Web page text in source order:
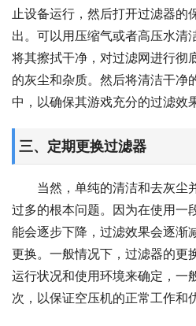
止设备运行，然后打开过滤器的
出。可以用压缩气或者高压水清
将其擦拭干净，对过滤网进行彻
的灰尘和杂质。然后将清洁干净
中，以确保其游戏充分的过滤效
三、定期更换过滤器
当然，单纯的清洁和去灰尘
过多的根本问题。因为在使用一
能会逐步下降，过滤效果会逐渐
更换。一般情况下，过滤器的更
运行状况和使用环境来确定，一
次，以保证空压机的正常工作和